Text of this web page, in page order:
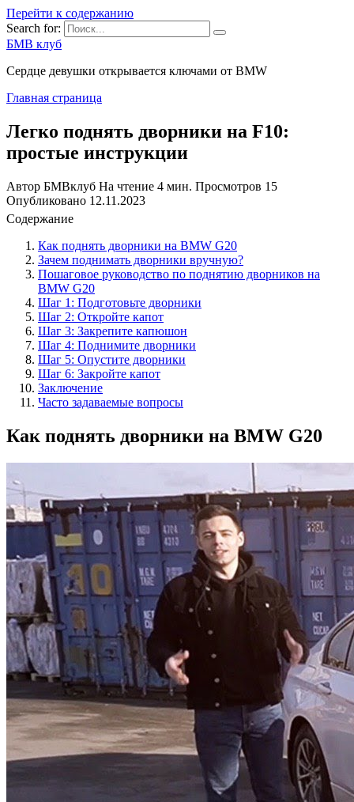
Перейти к содержанию
Search for:
БМВ клуб
Сердце девушки открывается ключами от BMW
Главная страница
Легко поднять дворники на F10:
простые инструкции
Автор БМВклуб На чтение 4 мин. Просмотров 15
Опубликовано 12.11.2023
Содержание
Как поднять дворники на BMW G20
Зачем поднимать дворники вручную?
Пошаговое руководство по поднятию дворников на
BMW G20
Шаг 1: Подготовьте дворники
Шаг 2: Откройте капот
Шаг 3: Закрепите капюшон
Шаг 4: Поднимите дворники
Шаг 5: Опустите дворники
Шаг 6: Закройте капот
Заключение
Часто задаваемые вопросы
Как поднять дворники на BMW G20